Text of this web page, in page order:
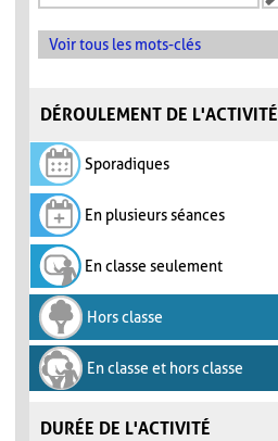
Voir tous les mots-clés
DÉROULEMENT DE L'ACTIVITÉ
Sporadiques
En plusieurs séances
En classe seulement
Hors classe
En classe et hors classe
DURÉE DE L'ACTIVITÉ